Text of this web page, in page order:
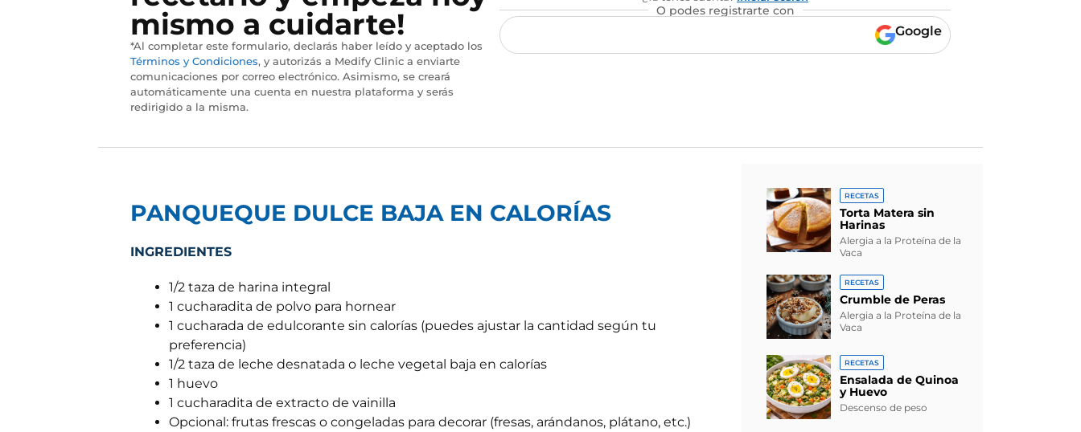
mismo a cuidarte!
*Al completar este formulario, declarás haber leído y aceptado los
Términos y Condiciones, y autorizás a Medify Clinic a enviarte
comunicaciones por correo electrónico. Asimismo, se creará
automáticamente una cuenta en nuestra plataforma y serás
redirigido a la misma.
O podes registrarte con
Google
PANQUEQUE DULCE BAJA EN CALORÍAS
INGREDIENTES
1/2 taza de harina integral
1 cucharadita de polvo para hornear
1 cucharada de edulcorante sin calorías (puedes ajustar la cantidad según tu
preferencia)
1/2 taza de leche desnatada o leche vegetal baja en calorías
1 huevo
1 cucharadita de extracto de vainilla
Opcional: frutas frescas o congeladas para decorar (fresas, arándanos, plátano, etc.)
RECETAS
Torta Matera sin
Harinas
Alergia a la Proteína de la
Vaca
RECETAS
Crumble de Peras
Alergia a la Proteína de la
Vaca
RECETAS
Ensalada de Quinoa
y Huevo
Descenso de peso